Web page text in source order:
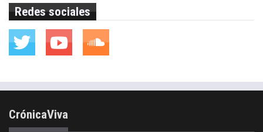
Redes sociales
CrónicaViva